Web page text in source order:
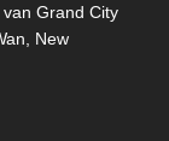
Grand City
New